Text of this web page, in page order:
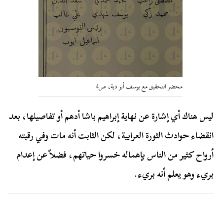
محضر التحقيق مع يوسف أبو دية، ص4
ليس هناك أي إشارة عن نهاية إبراهيم باشا أدهم أو تفاصيلها، بعد
انقضاء حوادث الثورة العرابية، لكن الثابت أنه مات وفي رقبته
أرواح كثير من الناس بإهماله خسروا حياتهم، فضلاً عن إعدام
بريء وهو يعلم أنه بريء.